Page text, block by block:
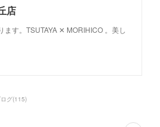
店
ます。TSUTAYA ✕ MORIHICO 。美し
グ(115)